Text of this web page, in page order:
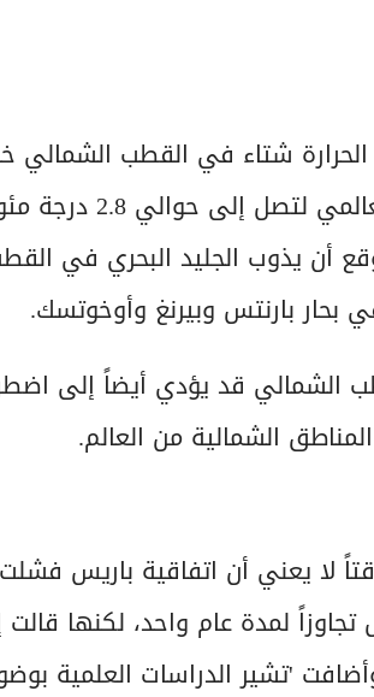
الحرارة شتاء في القطب الشمالي
سنوات المقبلة بأكثر من 3.5
عامي 1991 و2020. ومن المتوقع أن يذوب الجليد
بارنتس وبيرنغ وأوخوتسك.
الشمالي قد يؤدي أيضاً إلى
الشمالية من العالم.
1.5 درجة مئوية مؤقتاً لا يعني أن اتفاقية
على مدى 20 عاماً وليس تجاوزاً لمدة عام واحد،
'تشير الدراسات العلمية